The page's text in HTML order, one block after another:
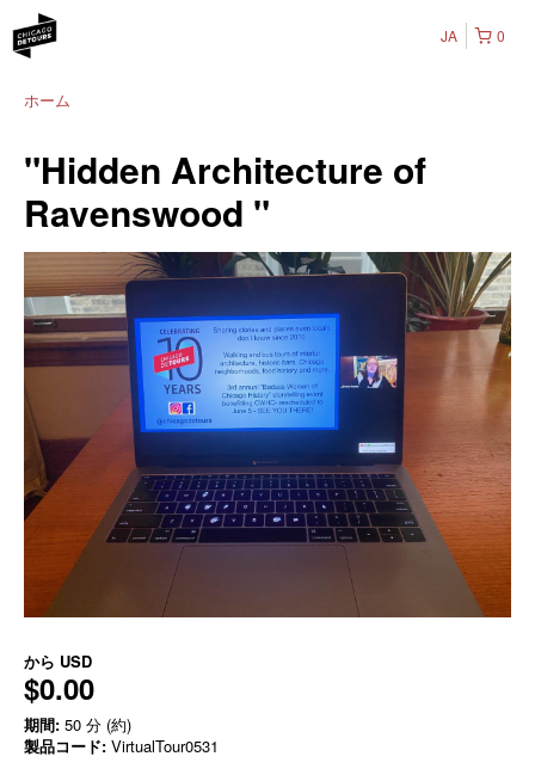
0
JA
ホーム
"Hidden Architecture of
Ravenswood "
から USD
$0.00
期間: 50 分 (約)
製品コード: VirtualTour0531